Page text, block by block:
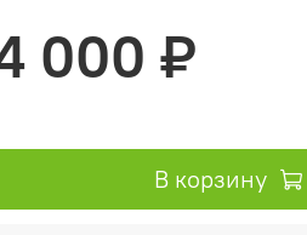
000 ₽
В корзину